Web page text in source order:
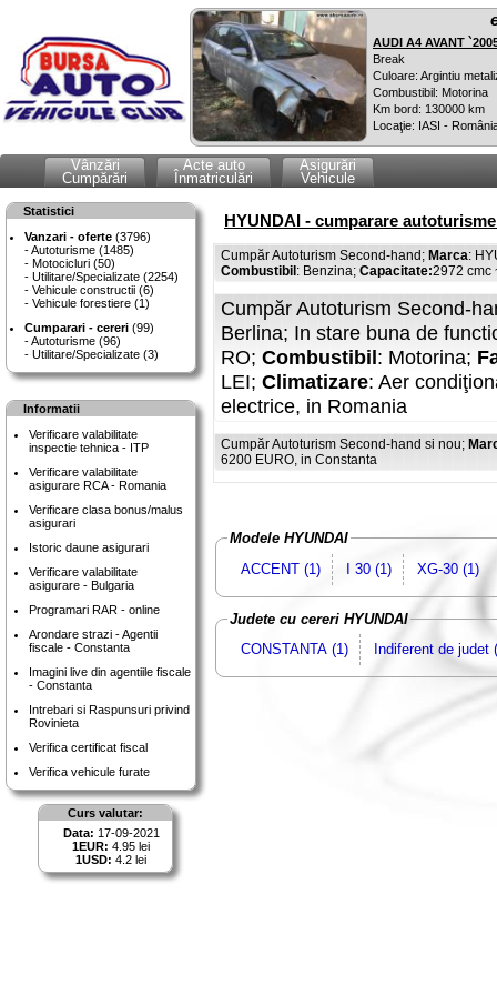
AUDI A4 AVANT
Break
Culoare: Argintiu
Combustibil: Motorina
Km bord: 130000 km
Locaţie: IASI -
Vânzări
Cumpărări
Acte auto
Înmatriculări
Asigurări
Vehicule
Statistici
Vanzari - oferte (3796)
Autoturisme (1485)
Motocicluri (50)
Utilitare/Specializate (2254)
Vehicule constructii (6)
Vehicule forestiere (1)
Cumparari - cereri (99)
Autoturisme (96)
Utilitare/Specializate (3)
Informatii
Verificare valabilitate
inspectie tehnica - ITP
Verificare valabilitate
asigurare RCA - Romania
Verificare clasa bonus/malus
asigurari
Istoric daune asigurari
Verificare valabilitate
asigurare - Bulgaria
Programari RAR - online
Arondare strazi - Agentii
fiscale - Constanta
Imagini live din agentiile fiscale
- Constanta
Intrebari si Raspunsuri privind
Rovinieta
Verifica certificat fiscal
Verifica vehicule furate
Curs valutar:
Data: 17-09-2021
1EUR: 4.95 lei
1USD: 4.2 lei
HYUNDAI - cumparare
Cumpăr Autoturism Second-hand; Marca:
Combustibil : Benzina; Capacitate:2972 cmc
Cumpăr Autoturism Second-
Berlina; In stare buna de
RO; Combustibil: Motorina;
LEI; Climatizare: Aer
electrice, in Romania
Cumpăr Autoturism Second-hand si nou;
6200 EURO, in Constanta
Modele HYUNDAI
ACCENT (1)
I 30 (1) XG-30 (1)
Judete cu cereri HYUNDAI
CONSTANTA (1)
Indiferent de judet